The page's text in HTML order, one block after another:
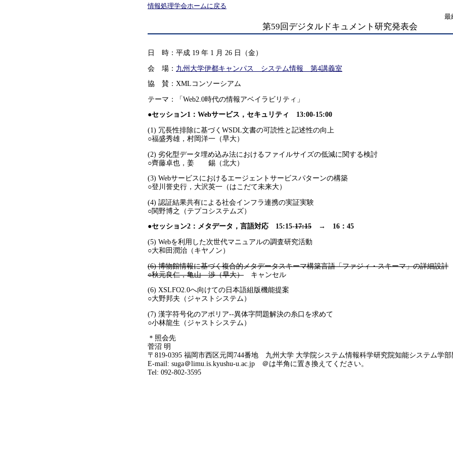
情報処理学会ホームに戻る
最
第59回デジタルドキュメント研究発表会
日 時：平成 19 年 1 月 26 日（金）
会 場： 九州大学伊都キャンパス システム情報 第4講義室
協 賛：XMLコンソーシアム
テーマ：「Web2.0時代の情報アベイラビリティ」
●セッション1：Webサービス，セキュリティ 13:00-15:00
(1) 冗長性排除に基づくWSDL文書の可読性と記述性の向上
○福盛秀雄，村岡洋一（早大）
(2) 劣化型データ埋め込み法におけるファイルサイズの低減に関する検討
○齊藤卓也，姜 錫（北大）
(3) Webサービスにおけるエージェントサービスパターンの構築
○登川誉史行，大沢英一（はこだて未来大）
(4) 認証結果共有による社会インフラ連携の実証実験
○関野博之（テプコシステムズ）
●セッション2：メタデータ，言語対応 15:15-17:15 → 16：45
(5) Webを利用した次世代マニュアルの調査研究活動
○大和田潤治（キヤノン）
(6) 博物館情報に基づく複合的メタデータスキーマ構築言語「ファジィ・スキーマ」の詳細設計
○秋元良仁，亀山 渉（早大） キャンセル
(6) XSLFO2.0へ向けての日本語組版機能提案
○大野邦夫（ジャストシステム）
(7) 漢字符号化のアポリア--異体字問題解決の糸口を求めて
○小林龍生（ジャストシステム）
＊照会先
菅沼 明
〒819-0395 福岡市西区元岡744番地 九州大学 大学院システム情報科学研究院知能システム学
E-mail: suga＠limu.is.kyushu-u.ac.jp ＠は半角に置き換えてください。
Tel: 092-802-3595